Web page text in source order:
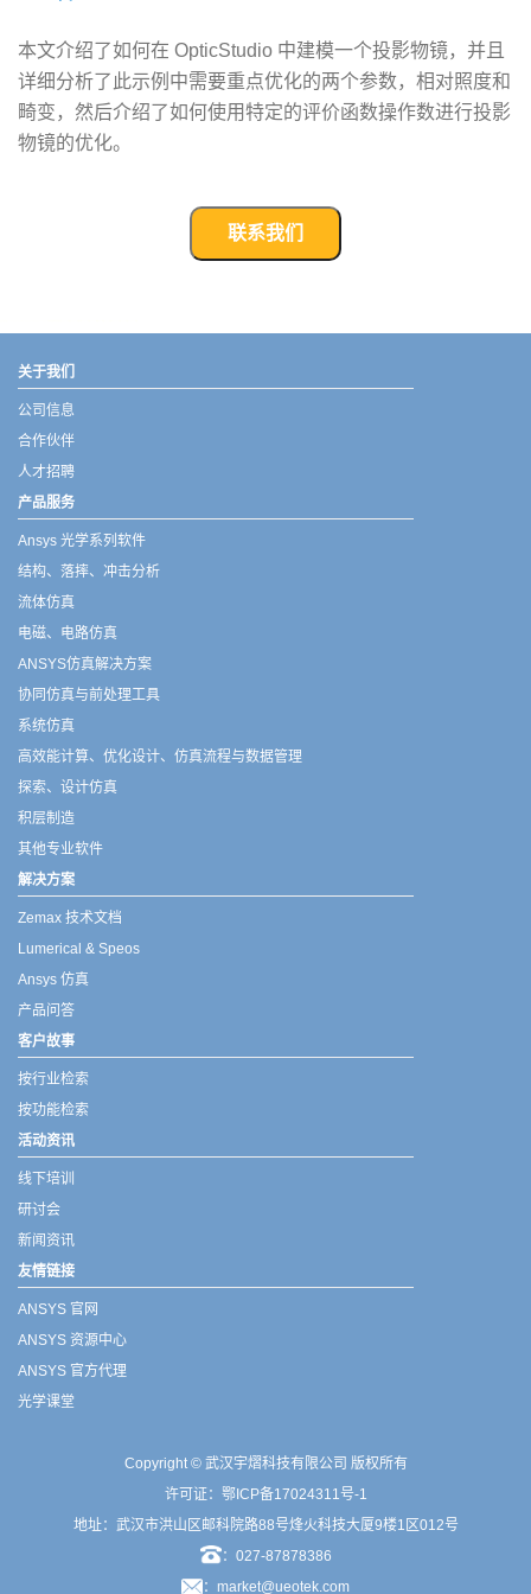
本文介绍了如何在 OpticStudio 中建模一个投影物镜，并且
详细分析了此示例中需要重点优化的两个参数，相对照度和
畸变，然后介绍了如何使用特定的评价函数操作数进行投影
物镜的优化。
联系我们
关于我们
公司信息
合作伙伴
人才招聘
产品服务
Ansys 光学系列软件
结构、落摔、冲击分析
流体仿真
电磁、电路仿真
ANSYS仿真解决方案
协同仿真与前处理工具
系统仿真
高效能计算、优化设计、仿真流程与数据管理
探索、设计仿真
积层制造
其他专业软件
解决方案
Zemax 技术文档
Lumerical & Speos
Ansys 仿真
产品问答
客户故事
按行业检索
按功能检索
活动资讯
线下培训
研讨会
新闻资讯
友情链接
ANSYS 官网
ANSYS 资源中心
ANSYS 官方代理
光学课堂
Copyright © 武汉宇熠科技有限公司 版权所有
许可证： 鄂ICP备17024311号-1
地址：武汉市洪山区邮科院路88号烽火科技大厦9楼1区012号
：027-87878386
：market@ueotek.com